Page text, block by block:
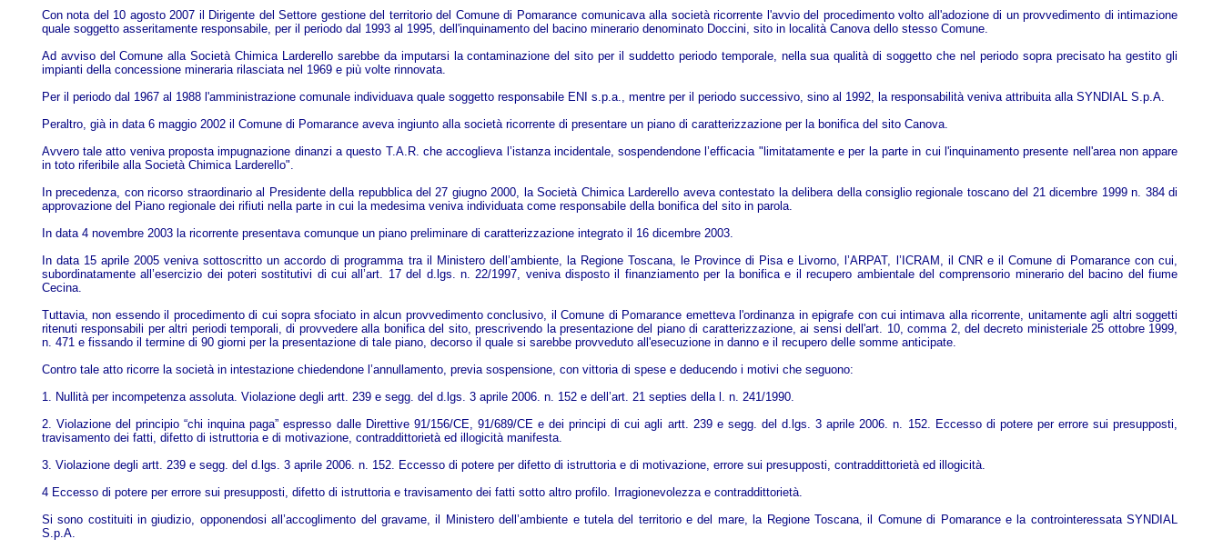
Con nota del 10 agosto 2007 il Dirigente del Settore gestione del territorio del Comune di Pomarance comunicava alla società ricorrente l'avvio del procedimento volto all'adozione di un provvedimento di intimazione
quale soggetto asseritamente responsabile, per il periodo dal 1993 al 1995, dell'inquinamento del bacino minerario denominato Doccini, sito in località Canova dello stesso Comune.
Ad avviso del Comune alla Società Chimica Larderello sarebbe da imputarsi la contaminazione del sito per il suddetto periodo temporale, nella sua qualità di soggetto che nel periodo sopra precisato ha gestito gli
impianti della concessione mineraria rilasciata nel 1969 e più volte rinnovata.
Per il periodo dal 1967 al 1988 l'amministrazione comunale individuava quale soggetto responsabile ENI s.p.a., mentre per il periodo successivo, sino al 1992, la responsabilità veniva attribuita alla SYNDIAL S.p.A.
Peraltro, già in data 6 maggio 2002 il Comune di Pomarance aveva ingiunto alla società ricorrente di presentare un piano di caratterizzazione per la bonifica del sito Canova.
Avvero tale atto veniva proposta impugnazione dinanzi a questo T.A.R. che accoglieva l’istanza incidentale, sospendendone l’efficacia "limitatamente e per la parte in cui l'inquinamento presente nell'area non appare
in toto riferibile alla Società Chimica Larderello".
In precedenza, con ricorso straordinario al Presidente della repubblica del 27 giugno 2000, la Società Chimica Larderello aveva contestato la delibera della consiglio regionale toscano del 21 dicembre 1999 n. 384 di
approvazione del Piano regionale dei rifiuti nella parte in cui la medesima veniva individuata come responsabile della bonifica del sito in parola.
In data 4 novembre 2003 la ricorrente presentava comunque un piano preliminare di caratterizzazione integrato il 16 dicembre 2003.
In data 15 aprile 2005 veniva sottoscritto un accordo di programma tra il Ministero dell’ambiente, la Regione Toscana, le Province di Pisa e Livorno, l’ARPAT, l’ICRAM, il CNR e il Comune di Pomarance con cui,
subordinatamente all’esercizio dei poteri sostitutivi di cui all’art. 17 del d.lgs. n. 22/1997, veniva disposto il finanziamento per la bonifica e il recupero ambientale del comprensorio minerario del bacino del fiume
Cecina.
Tuttavia, non essendo il procedimento di cui sopra sfociato in alcun provvedimento conclusivo, il Comune di Pomarance emetteva l'ordinanza in epigrafe con cui intimava alla ricorrente, unitamente agli altri soggetti
ritenuti responsabili per altri periodi temporali, di provvedere alla bonifica del sito, prescrivendo la presentazione del piano di caratterizzazione, ai sensi dell'art. 10, comma 2, del decreto ministeriale 25 ottobre 1999,
n. 471 e fissando il termine di 90 giorni per la presentazione di tale piano, decorso il quale si sarebbe provveduto all'esecuzione in danno e il recupero delle somme anticipate.
Contro tale atto ricorre la società in intestazione chiedendone l’annullamento, previa sospensione, con vittoria di spese e deducendo i motivi che seguono:
1. Nullità per incompetenza assoluta. Violazione degli artt. 239 e segg. del d.lgs. 3 aprile 2006. n. 152 e dell’art. 21 septies della l. n. 241/1990.
2. Violazione del principio “chi inquina paga” espresso dalle Direttive 91/156/CE, 91/689/CE e dei principi di cui agli artt. 239 e segg. del d.lgs. 3 aprile 2006. n. 152. Eccesso di potere per errore sui presupposti,
travisamento dei fatti, difetto di istruttoria e di motivazione, contraddittorietà ed illogicità manifesta.
3. Violazione degli artt. 239 e segg. del d.lgs. 3 aprile 2006. n. 152. Eccesso di potere per difetto di istruttoria e di motivazione, errore sui presupposti, contraddittorietà ed illogicità.
4 Eccesso di potere per errore sui presupposti, difetto di istruttoria e travisamento dei fatti sotto altro profilo. Irragionevolezza e contraddittorietà.
Si sono costituiti in giudizio, opponendosi all’accoglimento del gravame, il Ministero dell’ambiente e tutela del territorio e del mare, la Regione Toscana, il Comune di Pomarance e la controinteressata SYNDIAL
S.p.A.